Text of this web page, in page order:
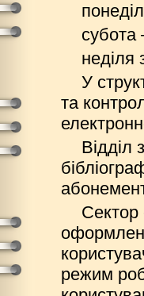
субота
неділя
У
та
Відділ
Сектор
режим